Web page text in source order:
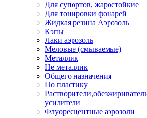
Для супортов, жаростойкие
Для тонировки фонарей
Жидкая резина Аэрозоль
Кэпы
Лаки аэрозоль
Меловые (смываемые)
Металлик
Не металлик
Общего назначения
По пластику
усилители
Флуоресцентные аэрозоли